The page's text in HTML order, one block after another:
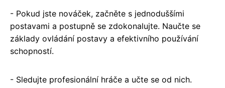
- Pokud jste nováček, začněte s jednoduššími
postavami a postupně se zdokonalujte. Naučte se
základy ovládání postavy a efektivního používání
schopností.
- Sledujte profesionální hráče a učte se od nich.